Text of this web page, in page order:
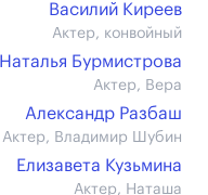
Василий Киреев
Актер, конвойный
Наталья Бурмистрова
Актер, Вера
Александр Разбаш
Актер, Владимир Шубин
Елизавета Кузьмина
Актер, Наташа